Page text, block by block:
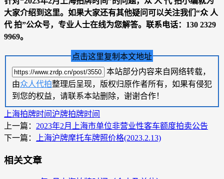
大家介绍到这里。如果大家还有其他疑问可以关注我们“众 人
代 拍”公众号，专业人士在线为您解答。联系电话： 130 2329
9969。
点击这里复制本文地址
本站部分内容来自网络转载，
由众人代拍整理后呈现，版权归原作者所有，如果有侵犯
到您的权益，请联系本站删除，谢谢合作！
上海拍牌时间沪牌拍牌时间
上一篇： 2023年2月上海市单位非营业性客车额度拍卖公告
下一篇：
上海沪牌摩托车牌照价格(2023.2.13)
相关文章